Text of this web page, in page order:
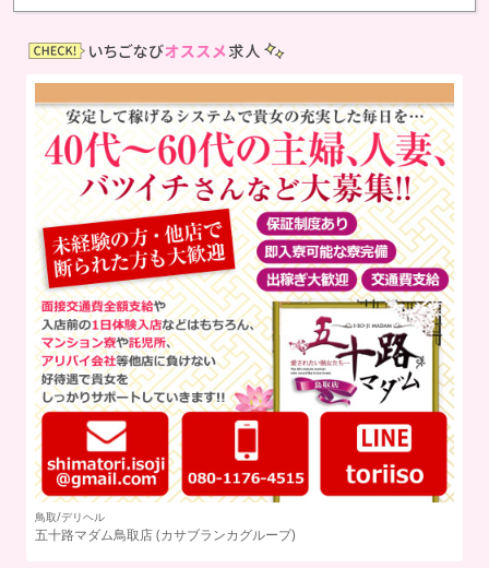
鳥取/デリヘル
五十路マダム鳥取店(カサブランカグループ)